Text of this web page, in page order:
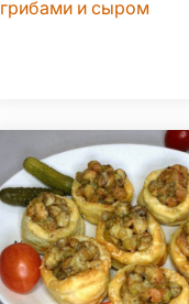
грибами и сыром